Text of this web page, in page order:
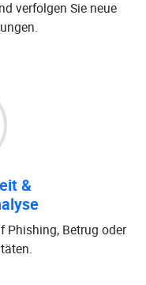
verfolgen Sie neue
&
Phishing, Betrug oder